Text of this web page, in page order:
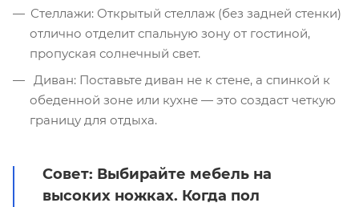
Стеллажи: Открытый стеллаж (без задней стенки)
отлично отделит спальную зону от гостиной,
пропуская солнечный свет.
Диван: Поставьте диван не к стене, а спинкой к
обеденной зоне или кухне — это создаст четкую
границу для отдыха.
Совет: Выбирайте мебель на
высоких ножках. Когда пол